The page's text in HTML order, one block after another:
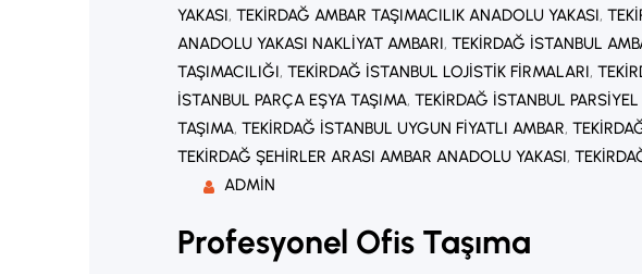
YAKASI, TEKIRDAĞ AMBAR TAŞIMACILIK ANADOLU YAKASI,
ANADOLU YAKASI NAKLIYAT AMBARI, TEKIRDAĞ İSTANBUL
TAŞIMACILIĞI, TEKIRDAĞ İSTANBUL LOJISTIK FIRMALARI,
İSTANBUL PARÇA EŞYA TAŞIMA, TEKIRDAĞ İSTANBUL
TAŞIMA, TEKIRDAĞ İSTANBUL UYGUN FIYATLI AMBAR,
TEKIRDAĞ ŞEHIRLER ARASI AMBAR ANADOLU YAKASI,
ADMIN
Profesyonel Ofis Taşıma